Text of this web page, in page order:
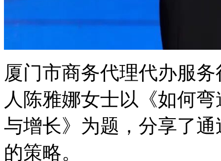
厦门市商务代理代办服
人陈雅娜女士以《如何
与增长》为题，分享了
的策略。